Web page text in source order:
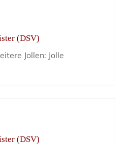
(DSV)
Jollen: Jolle
(DSV)